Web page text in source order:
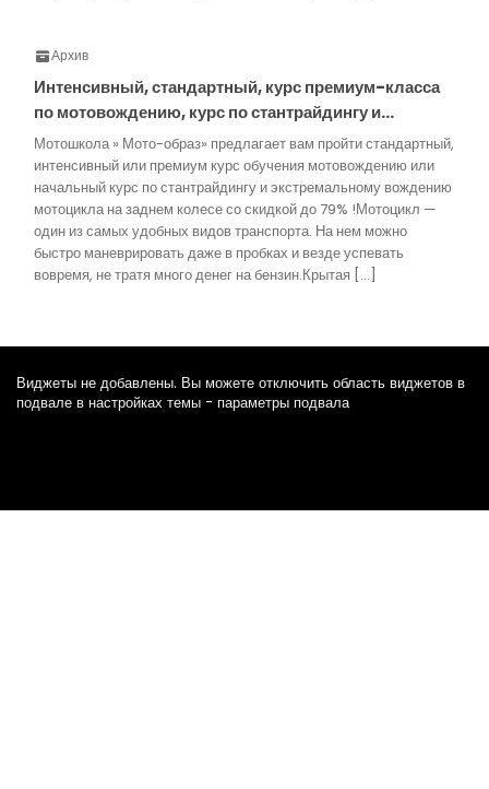
Архив
Интенсивный, стандартный, курс премиум-класса
по мотовождению, курс по стантрайдингу и…
Мотошкола » Мото-образ» предлагает вам пройти стандартный,
интенсивный или премиум курс обучения мотовождению или
начальный курс по стантрайдингу и экстремальному вождению
мотоцикла на заднем колесе со скидкой до 79% !Мотоцикл —
один из самых удобных видов транспорта. На нем можно
быстро маневрировать даже в пробках и везде успевать
вовремя, не тратя много денег на бензин.Крытая […]
Виджеты не добавлены. Вы можете отключить область виджетов в
подвале в настройках темы - параметры подвала